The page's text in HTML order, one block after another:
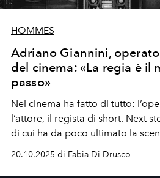
HOMMES
Adriano Giannini,
del cinema: «La regia è il
passo»
Nel cinema ha fatto di tutto:
l’attore, il regista di short. Next
di cui ha da poco ultimato la
20.10.2025 di Fabia Di Drusco